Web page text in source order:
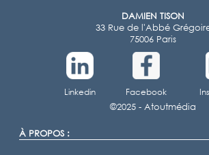
DAMIEN TISON
33 Rue de l'Abbé
75006 Paris
Linkedin Facebook
©2025 - Atoutmédia
À PROPOS :